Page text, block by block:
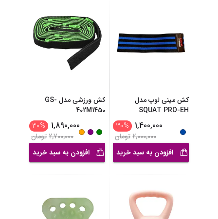
کش مینی لوپ مدل
SQUAT PRO-EH
1,400,000
%
30
2,000,000تومان
افزودن به سبد خرید
کش ورزشی مدل GS-
402M1450
1,890,000
%
30
2,700,000تومان
افزودن به سبد خرید